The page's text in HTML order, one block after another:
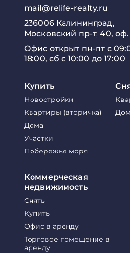
mail@relife-realty.ru
236006 Калининград,
Московский пр-т, 40, оф.
Офис открыт пн-пт с
18:00, сб с 10:00 до 17:00
Купить
Новостройки
Квартиры (вторичка)
Дома
Участки
Побережье моря
Коммерческая
недвижимость
Снять
Купить
Офис в аренду
Торговое помещение в
аренду